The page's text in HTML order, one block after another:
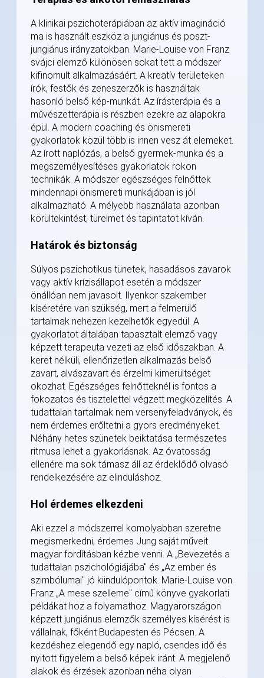
A klinikai pszichoterápiában az aktív imagináció
ma is használt eszköz a jungiánus és poszt-
jungiánus irányzatokban. Marie-Louise von Franz
svájci elemző különösen sokat tett a módszer
kifinomult alkalmazásáért. A kreatív területeken
írók, festők és zeneszerzők is használtak
hasonló belső kép-munkát. Az írásterápia és a
művészetterápia is részben ezekre az alapokra
épül. A modern coaching és önismereti
gyakorlatok közül több is innen vesz át elemeket.
Az írott naplózás, a belső gyermek-munka és a
megszemélyesítéses gyakorlatok rokon
technikák. A módszer egészséges felnőttek
mindennapi önismereti munkájában is jól
alkalmazható. A mélyebb használata azonban
körültekintést, türelmet és tapintatot kíván.
Határok és biztonság
Súlyos pszichotikus tünetek, hasadásos zavarok
vagy aktív krízisállapot esetén a módszer
önállóan nem javasolt. Ilyenkor szakember
kíséretére van szükség, mert a felmerülő
tartalmak nehezen kezelhetők egyedül. A
gyakorlatot általában tapasztalt elemző vagy
képzett terapeuta vezeti az első időszakban. A
keret nélküli, ellenőrizetlen alkalmazás belső
zavart, alvászavart és érzelmi kimerültséget
okozhat. Egészséges felnőtteknél is fontos a
fokozatos és tisztelettel végzett megközelítés. A
tudattalan tartalmak nem versenyfeladványok, és
nem érdemes erőltetni a gyors eredményeket.
Néhány hetes szünetek beiktatása természetes
ritmusa lehet a gyakorlásnak. Az óvatosság
ellenére ma sok támasz áll az érdeklődő olvasó
rendelkezésére az elinduláshoz.
Hol érdemes elkezdeni
Aki ezzel a módszerrel komolyabban szeretne
megismerkedni, érdemes Jung saját műveit
magyar fordításban kézbe venni. A „Bevezetés a
tudattalan pszichológiájába" és „Az ember és
szimbólumai" jó kiindulópontok. Marie-Louise von
Franz „A mese szelleme" című könyve gyakorlati
példákat hoz a folyamathoz. Magyarországon
képzett jungiánus elemzők személyes kísérést is
vállalnak, főként Budapesten és Pécsen. A
kezdéshez elegendő egy napló, csendes idő és
nyitott figyelem a belső képek iránt. A megjelenő
alakok és érzések azonban néha olyan